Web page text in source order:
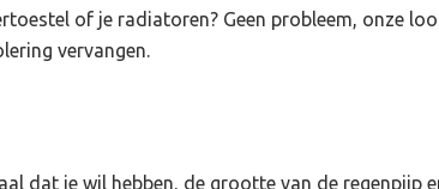
of je radiatoren? Geen probleem, onze
vervangen.
dat je wil hebben, de grootte van de regenpijp